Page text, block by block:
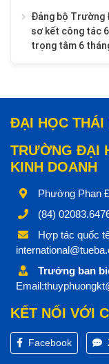
Đảng bộ Trường
sơ kết công tác
trọng tâm 6
ĐẠI HỌC THÁI
TRƯỜNG ĐẠI
KINH DOANH
Phường Phan
(84)
Hợp tác quốc
Trưởng ban
KẾT NỐI VỚI
Facebook